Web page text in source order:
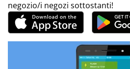
negozio/i negozi sottostanti!